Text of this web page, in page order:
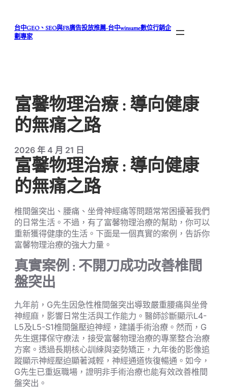
台中GEO、SEO與FB廣告投放推薦-台中winsame數位行銷企
劃專家
富馨物理治療 : 導向健康
的無痛之路
2026 年 4 月 21 日
富馨物理治療 : 導向健康
的無痛之路
椎間盤突出、腰痛、坐骨神經痛等問題常常困擾著我們
的日常生活。不過，有了富馨物理治療的幫助，你可以
重新獲得健康的生活。下面是一個真實的案例，告訴你
富馨物理治療的強大力量。
真實案例 : 不開刀成功改善椎間
盤突出
九年前，G先生因急性椎間盤突出導致嚴重腰痛與坐骨
神經麻，影響日常生活與工作能力。醫師診斷顯示L4-
L5及L5-S1椎間盤壓迫神經，建議手術治療。然而，G
先生選擇保守療法，接受富馨物理治療的專業整合治療
方案。透過長期核心訓練與姿勢矯正，九年後的影像追
蹤顯示神經壓迫顯著減輕，神經通道恢復暢通。如今，
G先生已重返職場，證明非手術治療也能有效改善椎間
盤突出。